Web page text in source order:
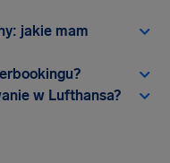
jakie mam
w Lufthansa?